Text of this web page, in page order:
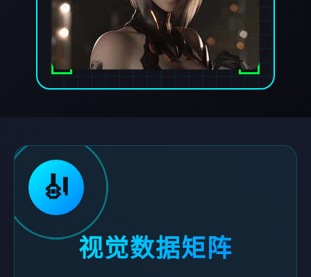
🎻
视觉数据矩阵